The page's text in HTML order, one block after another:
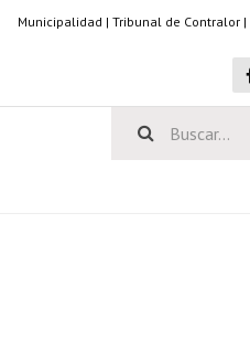
Municipalidad | Tribunal de Contralor |